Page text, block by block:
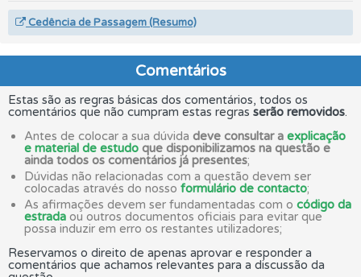
Cedência de Passagem (Resumo)
Comentários
Estas são as regras básicas dos comentários, todos os
comentários que não cumpram estas regras serão removidos.
Antes de colocar a sua dúvida deve consultar a explicação
e material de estudo que disponibilizamos na questão e
ainda todos os comentários já presentes;
Dúvidas não relacionadas com a questão devem ser
colocadas através do nosso formulário de contacto;
As afirmações devem ser fundamentadas com o código da
estrada ou outros documentos oficiais para evitar que
possa induzir em erro os restantes utilizadores;
Reservamos o direito de apenas aprovar e responder a
comentários que achamos relevantes para a discussão da